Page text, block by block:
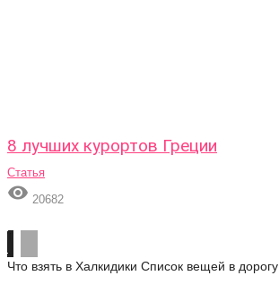
8 лучших курортов Греции
Статья
 20682
Что взять в Халкидики Список вещей в дорогу